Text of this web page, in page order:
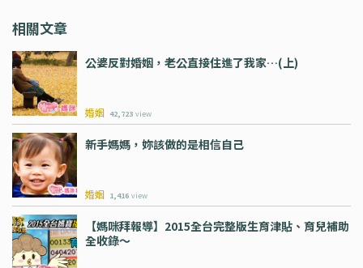
相關文章
公婆反對婚姻，老公直接住進了我家…(上)
婚姻 42,723 view
新手媽媽，妳該做的是相信自己
婚姻 1,416 view
【媽咪拜報導】2015全台完整版生育津貼、育兒補助
全收錄～